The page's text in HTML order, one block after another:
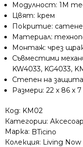
Модулност: 1M
Цвят: крем
Покритие:
Материал:
Монтаж: чрез
Съвместими
KW4033, KG4033,
Степен на
Размери: 22 x 86 x
Код: KM02
Категории:
Марка: BTicino
Колекция: Living Now